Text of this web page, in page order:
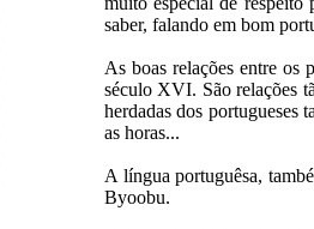
saber, falando em bom
As boas relações entre os
século XVI. São relações
herdadas dos portugueses
as horas...
A língua portuguêsa,
Byoobu.